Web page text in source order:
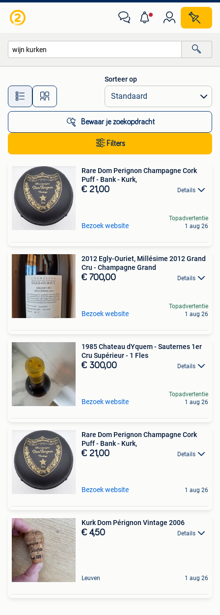
Alle afstanden…
Sorteer op
Bewaar je zoekopdracht
Filters
Rare Dom Perignon Champagne Cork
Puff - Bank - Kurk,
€ 21,00 Details
Bezoek website
Topadvertentie
1 aug 26
2012 Egly-Ouriet, Millésime 2012 Grand
Cru - Champagne Grand
€ 700,00 Details
Bezoek website
Topadvertentie
1 aug 26
1985 Chateau dYquem - Sauternes 1er
Cru Supérieur - 1 Fles
€ 300,00 Details
Bezoek website
Topadvertentie
1 aug 26
Rare Dom Perignon Champagne Cork
Puff - Bank - Kurk,
€ 21,00 Details
Bezoek website 1 aug 26
Kurk Dom Pérignon Vintage 2006
€ 4,50 Details
Leuven 1 aug 26